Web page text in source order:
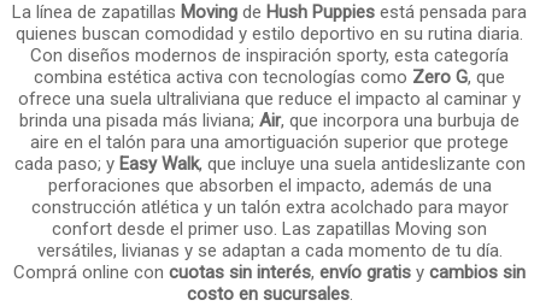
La línea de zapatillas Moving de Hush Puppies está pensada para
quienes buscan comodidad y estilo deportivo en su rutina diaria.
Con diseños modernos de inspiración sporty, esta categoría
combina estética activa con tecnologías como Zero G, que
ofrece una suela ultraliviana que reduce el impacto al caminar y
brinda una pisada más liviana;Air, que incorpora una burbuja de
aire en el talón para una amortiguación superior que protege
cada paso; y Easy Walk, que incluye una suela antideslizante con
perforaciones que absorben el impacto, además de una
construcción atlética y un talón extra acolchado para mayor
confort desde el primer uso. Las zapatillas Moving son
versátiles, livianas y se adaptan a cada momento de tu día.
Comprá online concuotas sin interés,envío gratis ycambios sin
costo en sucursales.